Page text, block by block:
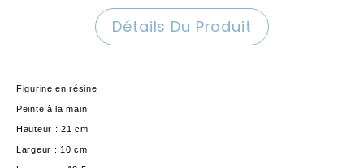
Détails Du Produit
Figurine en résine
Peinte à la main
Hauteur : 21 cm
Largeur : 10 cm